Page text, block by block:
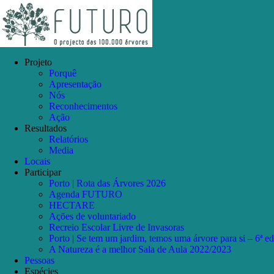
to
content
Facebook
Instagram
YouTube
Projeto
Porquê
Apresentação
Nós
Reconhecimentos
Ação
Resultados
Relatórios
Media
Locais
Participar
Porto | Rota das Árvores 2026
Agenda FUTURO
HECTARE
Ações de voluntariado
Recreio Escolar Livre de Invasoras
Porto | Se tem um jardim, temos uma árvore para si – 6ª
A Natureza é a melhor Sala de Aula 2022/2023
Pessoas
Espécies